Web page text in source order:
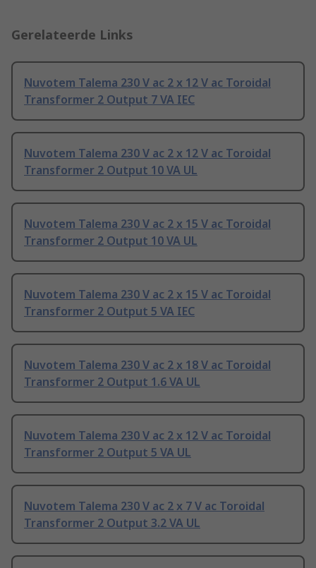
Gerelateerde Links
Nuvotem Talema 230 V ac 2 x 12 V ac Toroidal
Transformer 2 Output 7 VA IEC
Nuvotem Talema 230 V ac 2 x 12 V ac Toroidal
Transformer 2 Output 10 VA UL
Nuvotem Talema 230 V ac 2 x 15 V ac Toroidal
Transformer 2 Output 10 VA UL
Nuvotem Talema 230 V ac 2 x 15 V ac Toroidal
Transformer 2 Output 5 VA IEC
Nuvotem Talema 230 V ac 2 x 18 V ac Toroidal
Transformer 2 Output 1.6 VA UL
Nuvotem Talema 230 V ac 2 x 12 V ac Toroidal
Transformer 2 Output 5 VA UL
Nuvotem Talema 230 V ac 2 x 7 V ac Toroidal
Transformer 2 Output 3.2 VA UL